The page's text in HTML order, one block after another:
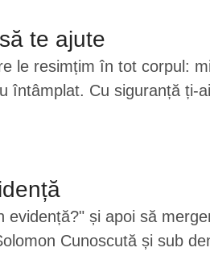
te ajute
le resimțim în tot corpul:
întâmplat. Cu siguranță
și apoi să
Cunoscută și sub